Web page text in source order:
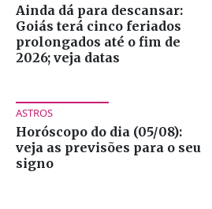
Ainda dá para descansar:
Goiás terá cinco feriados
prolongados até o fim de
2026; veja datas
ASTROS
Horóscopo do dia (05/08):
veja as previsões para o seu
signo